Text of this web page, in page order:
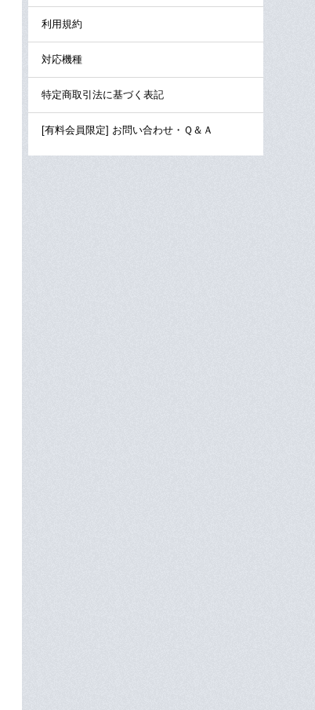
利用規約
対応機種
特定商取引法に基づく表記
[有料会員限定] お問い合わせ・Ｑ＆Ａ